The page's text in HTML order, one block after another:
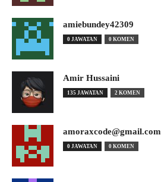
amiebundey42309
0 JAWATAN 0 KOMEN
Amir Hussaini
135 JAWATAN 2 KOMEN
amoraxcode@gmail.com
0 JAWATAN 0 KOMEN